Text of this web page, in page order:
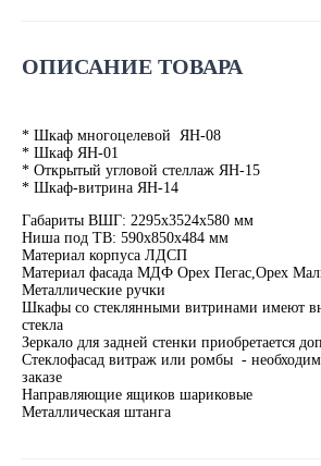
ОПИСАНИЕ ТОВАРА
* Шкаф многоцелевой ЯН-08
* Шкаф ЯН-01
* Открытый угловой стеллаж ЯН-15
* Шкаф-витрина ЯН-14
Габариты ВШГ: 2295х3524х580 мм
Ниша под ТВ: 590х850х484 мм
Материал корпуса ЛДСП
Материал фасада МДФ Орех Пегас,Орех
Металлические ручки
Шкафы со стеклянными витринами имеют
стекла
Зеркало для задней стенки приобретается
Стеклофасад витраж или ромбы -
заказе
Направляющие ящиков шариковые
Металлическая штанга